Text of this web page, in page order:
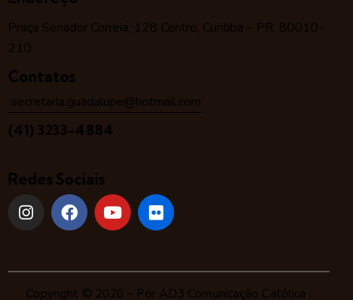
Praça Senador Correia, 128 Centro, Curitiba – PR, 80010-
210
Contatos
secretaria.guadalupe@hotmail.com
(41) 3233-4884
Redes Sociais
Copyright © 2026 – Por AD3 Comunicação Católica .